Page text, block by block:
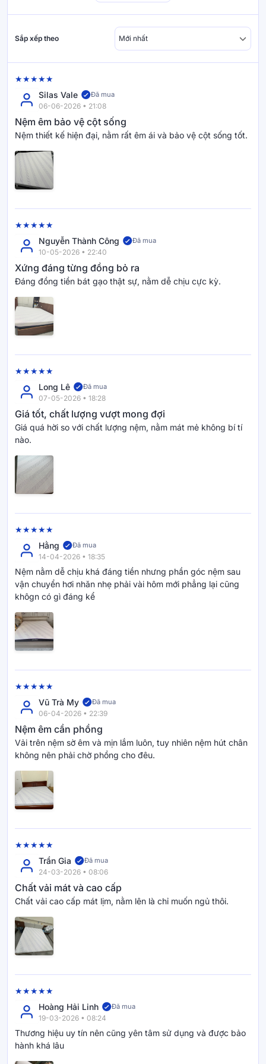
Công nghệ Active Recharge –
Nâng đỡ đa tầng cho giấc ngủ
phục hồi
Goodnight Active Hybrid kết hợp nhiều lớp vật liệu
cao cấp nhằm tạo sự cân bằng giữa độ êm ái, độ
nâng đỡ và khả năng phục hồi cơ thể sau một ngày
dài vận động.
Cao su thiên nhiên: Đàn hồi tốt, hỗ trợ giảm áp
lực lên khớp và cơ.
Memory Foam cảm biến áp lực:Ôm sát cơ thể,
giảm áp lực vùng vai gáy và hỗ trợ lưu thông
máu.
sống ổn định.
Foam 7-Zone:Nâng đỡ theo từng vùng cơ thể,
tối ưu trải nghiệm nghỉ ngơi.
Chạm là cảm nhận độ mát
Bề mặt nệm sử dụng vải cooling cao cấp giúp mang
lại cảm giác mát lạnh ngay khi tiếp xúc. Kết hợp
cùng công nghệ KIKOO, Active Hybrid hỗ trợ hạn chế
tích nhiệt và duy trì trạng thái dễ chịu trong suốt đêm
dài.
Hạn chế nóng bí và đổ mồ hôi lưng.
Phù hợp với người dễ nóng khi ngủ.
Công nghệ Active Airflow Plus –
Thoáng khí toàn diện
Goodnight Active Hybrid được tối ưu khả năng lưu
thông khí với hệ thống đối lưu đa chiều, giúp giảm
tích tụ nhiệt và hơi ẩm trong suốt quá trình sử dụng.
Lớp cao su thiên nhiên đục lỗ 3D tăng đối lưu
không khí.
Foam cắt phân vùng hỗ trợ thoát nhiệt nhanh
Sắp xếp theo
Silas Vale Đã mua
06-06-2026 • 21:08
Nệm êm bảo vệ cột sống
Nệm thiết kế hiện đại, nằm rất êm ái và bảo vệ cột sống tốt.
Nguyễn Thành Công Đã mua
10-05-2026 • 22:40
Xứng đáng từng đồng bỏ ra
Đáng đồng tiền bát gạo thật sự, nằm dễ chịu cực kỳ.
Long Lê Đã mua
07-05-2026 • 18:28
Giá tốt, chất lượng vượt mong đợi
Giá quá hời so với chất lượng nệm, nằm mát mẻ không bí tí
nào.
Hằng Đã mua
14-04-2026 • 18:35
Nệm nằm dễ chịu khá đáng tiền nhưng phần góc nệm sau
vận chuyển hơi nhăn nhẹ phải vài hôm mới phẳng lại cũng
khôgn có gì đáng kể
Vũ Trà My Đã mua
06-04-2026 • 22:39
Nệm êm cần phồng
Vải trên nệm sờ êm và mịn lắm luôn, tuy nhiên nệm hút chân
không nên phải chờ phồng cho đêu.
Trần Gia Đã mua
24-03-2026 • 08:06
Chất vải mát và cao cấp
Chất vải cao cấp mát lịm, nằm lên là chỉ muốn ngủ thôi.
Hoàng Hải Linh Đã mua
19-03-2026 • 08:24
Thương hiệu uy tín nên cũng yên tâm sử dụng và được bảo
hành khá lâu